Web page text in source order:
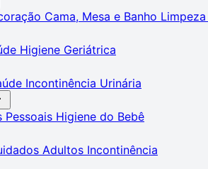
Cama, Mesa e Banho Limpeza
Higiene Geriátrica
Incontinência Urinária
Pessoais Higiene do Bebê
Adultos Incontinência